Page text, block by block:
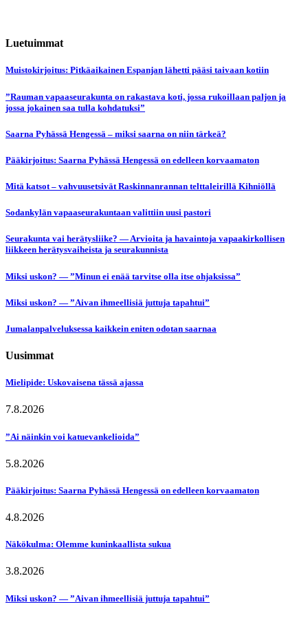
Luetuimmat
Muistokirjoitus: Pitkäaikainen Espanjan lähetti pääsi taivaan kotiin
”Rauman vapaaseurakunta on rakastava koti, jossa rukoillaan paljon ja
jossa jokainen saa tulla kohdatuksi”
Saarna Pyhässä Hengessä – miksi saarna on niin tärkeä?
Pääkirjoitus: Saarna Pyhässä Hengessä on edelleen korvaamaton
Mitä katsot – vahvuusetsivät Raskinnanrannan telttaleirillä Kihniöllä
Sodankylän vapaaseurakuntaan valittiin uusi pastori
Seurakunta vai herätysliike? — Arvioita ja havaintoja vapaakirkollisen
liikkeen herätysvaiheista ja seurakunnista
Miksi uskon? — ”Minun ei enää tarvitse olla itse ohjaksissa”
Miksi uskon? — ”Aivan ihmeellisiä juttuja tapahtui”
Jumalanpalveluksessa kaikkein eniten odotan saarnaa
Uusimmat
Mielipide: Uskovaisena tässä ajassa
7.8.2026
”Ai näinkin voi katuevankelioida”
5.8.2026
Pääkirjoitus: Saarna Pyhässä Hengessä on edelleen korvaamaton
4.8.2026
Näkökulma: Olemme kuninkaallista sukua
3.8.2026
Miksi uskon? — ”Aivan ihmeellisiä juttuja tapahtui”